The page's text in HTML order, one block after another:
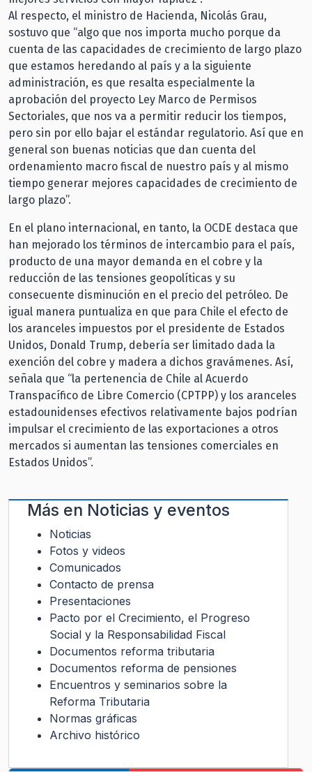
Al respecto, el ministro de Hacienda, Nicolás Grau,
sostuvo que “algo que nos importa mucho porque da
cuenta de las capacidades de crecimiento de largo plazo
que estamos heredando al país y a la siguiente
administración, es que resalta especialmente la
aprobación del proyecto Ley Marco de Permisos
Sectoriales, que nos va a permitir reducir los tiempos,
pero sin por ello bajar el estándar regulatorio. Así que en
general son buenas noticias que dan cuenta del
ordenamiento macro fiscal de nuestro país y al mismo
tiempo generar mejores capacidades de crecimiento de
largo plazo”.
En el plano internacional, en tanto, la OCDE destaca que
han mejorado los términos de intercambio para el país,
producto de una mayor demanda en el cobre y la
reducción de las tensiones geopolíticas y su
consecuente disminución en el precio del petróleo. De
igual manera puntualiza en que para Chile el efecto de
los aranceles impuestos por el presidente de Estados
Unidos, Donald Trump, debería ser limitado dada la
exención del cobre y madera a dichos gravámenes. Así,
señala que “la pertenencia de Chile al Acuerdo
Transpacífico de Libre Comercio (CPTPP) y los aranceles
estadounidenses efectivos relativamente bajos podrían
impulsar el crecimiento de las exportaciones a otros
mercados si aumentan las tensiones comerciales en
Estados Unidos”.
Más en Noticias y eventos
Noticias
Fotos y videos
Comunicados
Contacto de prensa
Presentaciones
Pacto por el Crecimiento, el Progreso
Social y la Responsabilidad Fiscal
Documentos reforma tributaria
Documentos reforma de pensiones
Encuentros y seminarios sobre la
Reforma Tributaria
Normas gráficas
Archivo histórico